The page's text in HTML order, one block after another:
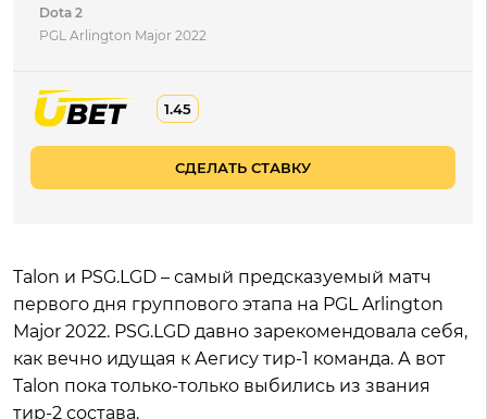
Dota 2
PGL Arlington Major 2022
1.45
СДЕЛАТЬ СТАВКУ
Talon и PSG.LGD – самый предсказуемый матч
первого дня группового этапа на PGL Arlington
Major 2022. PSG.LGD давно зарекомендовала себя,
как вечно идущая к Аегису тир-1 команда. А вот
Talon пока только-только выбились из звания
тир-2 состава.